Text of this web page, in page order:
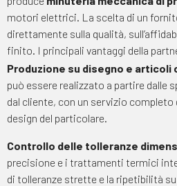
motori elettrici. La scelta di un
direttamente sulla qualità,
finito. I principali vantaggi della
Produzione su disegno e articoli
può essere realizzato a partire dalle
dal cliente, con un servizio
design del particolare.
Controllo delle tolleranze
precisione e i trattamenti termici
di tolleranze strette e la ripetibilità